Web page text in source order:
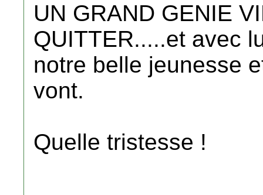
UN GRAND GENIE
QUITTER.....et avec
notre belle jeunesse
vont.
Quelle tristesse !